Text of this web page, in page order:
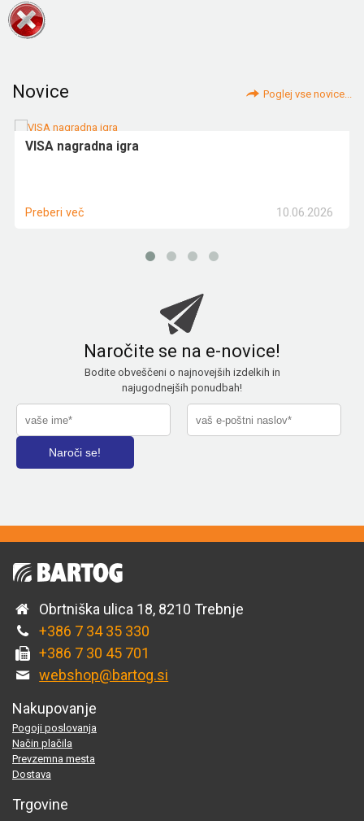
Novice Poglej vse novice...
VISA nagradna igra
10.06.2026
Preberi več
Naročite se na e-novice!
Bodite obveščeni o najnovejših izdelkih in
najugodnejših ponudbah!
Obrtniška ulica 18, 8210 Trebnje
+386 7 34 35 330
+386 7 30 45 701
webshop@bartog.si
Nakupovanje
Pogoji poslovanja
Način plačila
Prevzemna mesta
Dostava
Trgovine